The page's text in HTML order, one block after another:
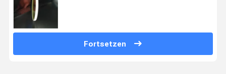
Fortsetzen